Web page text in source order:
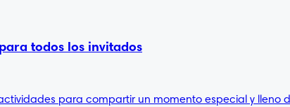
todos los invitados
para compartir un momento especial y lleno